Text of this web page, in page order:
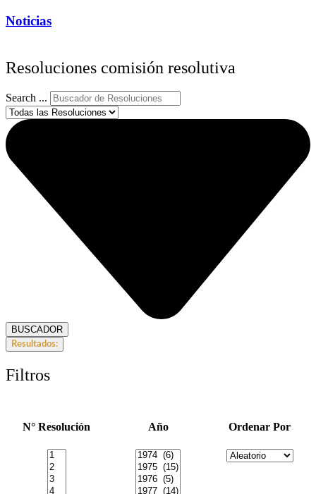
Noticias
Resoluciones comisión resolutiva
Search ...
BUSCADOR
Resultados:
Filtros
N° Resolución Año Ordenar Por